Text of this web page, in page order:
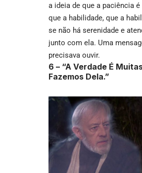
a ideia de que a paciência
que a habilidade, que a
se não há serenidade e
junto com ela. Uma
precisava ouvir.
6 – “A Verdade É
Fazemos Dela.”